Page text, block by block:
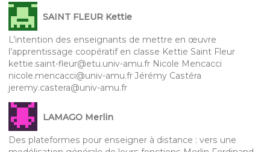
SAINT FLEUR Kettie
L’intention des enseignants de mettre en œuvre
l’apprentissage coopératif en classe Kettie Saint Fleur
kettie.saint-fleur@etu.univ-amu.fr Nicole Mencacci
nicole.mencacci@univ-amu.fr Jérémy Castéra
jeremy.castera@univ-amu.fr
LAMAGO Merlin
Des plateformes pour enseigner à distance : vers une